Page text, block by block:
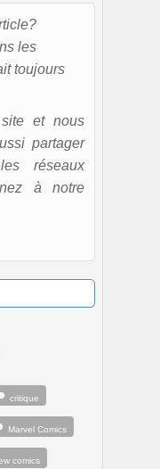
les
toujours
et nous
partager
réseaux
à notre
critique
Marvel Comics
comics